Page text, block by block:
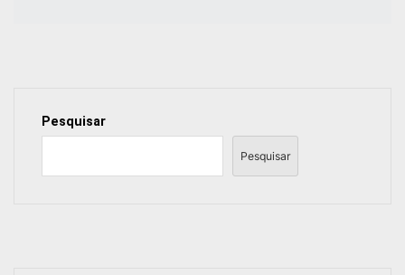
Pesquisar
Pesquisar